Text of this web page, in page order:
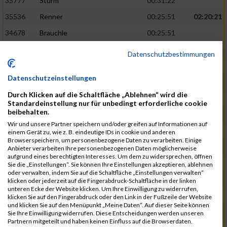
35536
Renner 00:25:51
02:20:21
34678
Brauchle
00:25:51
35853
34939
Greiner
35230
Krimmer 00:25:53
34938
Grehl
35795
Thavendranathan
00:25:58
35361
Mendlewitsch
00:31:24
35387
Mödl
00:31:25
35082
Iltgen 00:25:58
02:20:48
34986
Hänisch
00:25:59
35359
Meister
00:25:59
Datenschutzbestimmungen
Datenschutzeinstellungen
Durch Klicken auf die Schaltfläche „Ablehnen“ wird die
Standardeinstellung nur für unbedingt erforderliche cookie
beibehalten.
Wir und unsere Partner speichern und/oder greifen auf Informationen auf
einem Gerät zu, wie z. B. eindeutige IDs in cookie und anderen
Browserspeichern, um personenbezogene Daten zu verarbeiten. Einige
Anbieter verarbeiten Ihre personenbezogenen Daten möglicherweise
aufgrund eines berechtigten Interesses. Um dem zu widersprechen, öffnen
Sie die „Einstellungen“. Sie können Ihre Einstellungen akzeptieren, ablehnen
oder verwalten, indem Sie auf die Schaltfläche „Einstellungen verwalten“
klicken oder jederzeit auf die Fingerabdruck-Schaltfläche in der linken
unteren Ecke der Website klicken. Um Ihre Einwilligung zu widerrufen,
klicken Sie auf den Fingerabdruck oder den Link in der Fußzeile der Website
und klicken Sie auf den Menüpunkt „Meine Daten“. Auf dieser Seite können
Sie Ihre Einwilligung widerrufen. Diese Entscheidungen werden unseren
Partnern mitgeteilt und haben keinen Einfluss auf die Browserdaten.